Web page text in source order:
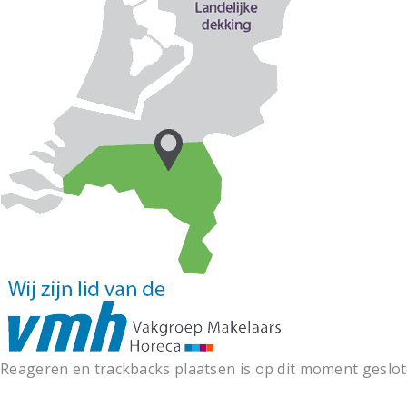
Reageren en trackbacks plaatsen is op dit moment